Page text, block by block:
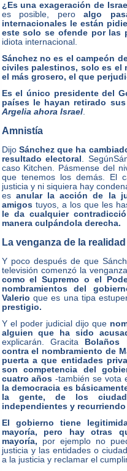
¿Es una exageración de
es posible, pero algo
internacionales le están
este solo se ofende por las
idiota internacional.
Sánchez no es el campeón
civiles palestinos, solo es el
el más grosero, el que
Es el único presidente del
países le hayan retirado
Argelia ahora Israel.
Amnistía
Dijo Sánchez que ha
resultado electoral .
caso Kitchen. Pásmense del
que tenemos los demás. El
justicia y ni siquiera hay
es anular la acción de la
amigostuyos, a los que les
le da cualquier
manera culpándola derecha.
La venganza de la realidad
Y poco después de que
televisión comenzó la
como el Supremo o el
nombramientos del
Valerio que es una tipa
prestigio.
Y el poder judicial dijo que
alguien que ha sido
explicarán. Gracita
Bolaños
contra el nombramiento de
puerta a que entidades
son competencia del
cuatro años -también se vota
la democracia es
la gente, de los
independientes y
El gobierno tiene
mayoría, pero hay otras
mayoría, por ejemplo no
justicia y las entidades o
a la justicia y reclamar el